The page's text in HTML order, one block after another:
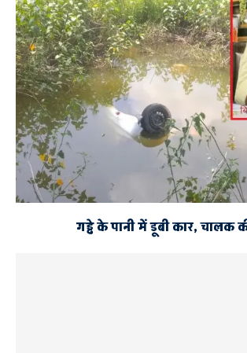
गड्ढे के पानी में डूबी कार, चालक